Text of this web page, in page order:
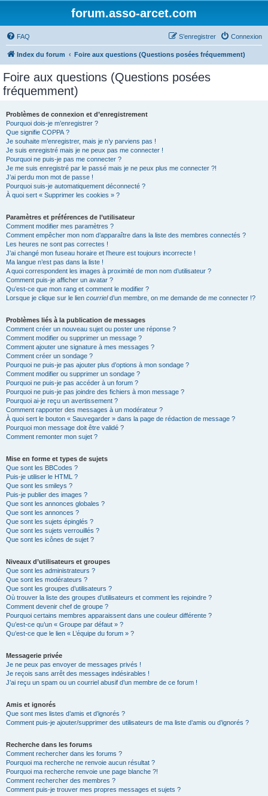
forum.asso-arcet.com
FAQ Connexion
S’enregistrer
Index du forum Foire aux questions (Questions posées fréquemment)
Foire aux questions (Questions posées
fréquemment)
Problèmes de connexion et d’enregistrement
Pourquoi dois-je m’enregistrer ?
Que signifie COPPA ?
Je souhaite m’enregistrer, mais je n’y parviens pas !
Je suis enregistré mais je ne peux pas me connecter !
Pourquoi ne puis-je pas me connecter ?
Je me suis enregistré par le passé mais je ne peux plus me connecter ?!
J’ai perdu mon mot de passe !
Pourquoi suis-je automatiquement déconnecté ?
À quoi sert « Supprimer les cookies » ?
Paramètres et préférences de l’utilisateur
Comment modifier mes paramètres ?
Comment empêcher mon nom d’apparaître dans la liste des membres connectés ?
Les heures ne sont pas correctes !
J’ai changé mon fuseau horaire et l’heure est toujours incorrecte !
Ma langue n’est pas dans la liste !
A quoi correspondent les images à proximité de mon nom d’utilisateur ?
Comment puis-je afficher un avatar ?
Qu’est-ce que mon rang et comment le modifier ?
Lorsque je clique sur le lien courrield’un membre, on me demande de me connecter !?
Problèmes liés à la publication de messages
Comment créer un nouveau sujet ou poster une réponse ?
Comment modifier ou supprimer un message ?
Comment ajouter une signature à mes messages ?
Comment créer un sondage ?
Pourquoi ne puis-je pas ajouter plus d’options à mon sondage ?
Comment modifier ou supprimer un sondage ?
Pourquoi ne puis-je pas accéder à un forum ?
Pourquoi ne puis-je pas joindre des fichiers à mon message ?
Pourquoi ai-je reçu un avertissement ?
Comment rapporter des messages à un modérateur ?
À quoi sert le bouton « Sauvegarder » dans la page de rédaction de message ?
Pourquoi mon message doit être validé ?
Comment remonter mon sujet ?
Mise en forme et types de sujets
Que sont les BBCodes ?
Puis-je utiliser le HTML ?
Que sont les smileys ?
Puis-je publier des images ?
Que sont les annonces globales ?
Que sont les annonces ?
Que sont les sujets épinglés ?
Que sont les sujets verrouillés ?
Que sont les icônes de sujet ?
Niveaux d’utilisateurs et groupes
Que sont les administrateurs ?
Que sont les modérateurs ?
Que sont les groupes d’utilisateurs ?
Où trouver la liste des groupes d’utilisateurs et comment les rejoindre ?
Comment devenir chef de groupe ?
Pourquoi certains membres apparaissent dans une couleur différente ?
Qu’est-ce qu’un « Groupe par défaut » ?
Qu’est-ce que le lien « L’équipe du forum » ?
Messagerie privée
Je ne peux pas envoyer de messages privés !
Je reçois sans arrêt des messages indésirables !
J’ai reçu un spam ou un courriel abusif d’un membre de ce forum !
Amis et ignorés
Que sont mes listes d’amis et d’ignorés ?
Comment puis-je ajouter/supprimer des utilisateurs de ma liste d’amis ou d’ignorés ?
Recherche dans les forums
Comment rechercher dans les forums ?
Pourquoi ma recherche ne renvoie aucun résultat ?
Pourquoi ma recherche renvoie une page blanche ?!
Comment rechercher des membres ?
Comment puis-je trouver mes propres messages et sujets ?